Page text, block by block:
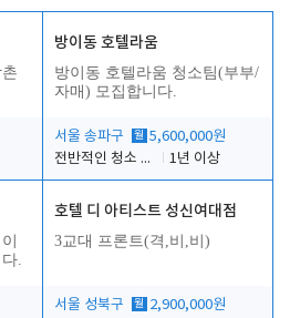
방이동 호텔라움
방이동 호텔라움 청소팀(부부/
자매) 모집합니다.
서울 송파구 월 5,600,000원
전반적인 청소 업무(객실청소.객실정리)
1년 이상
.
호텔 디 아티스트 성신여대점
3교대 프론트(격,비,비)
서울 성북구 월 2,900,000원